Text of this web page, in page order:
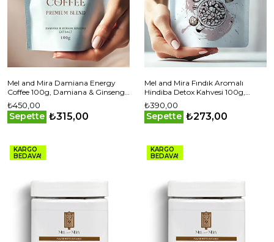
Mel and Mira Damiana Energy
Coffee 100g, Damiana & Ginsengli
Enerji Kahvesi | Damiana – Kore
Ginsengi – Vanilya
₺450,00
Sepette ₺315,00
Mel and Mira Fındık Aromalı
Hindiba Detox Kahvesi 100g,
Hazelnut Flavored Chicory Detox
Coffee
₺390,00
Sepette ₺273,00
KARGO
BEDAVA!
KARGO
BEDAVA!